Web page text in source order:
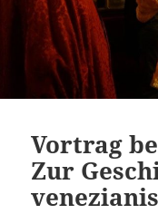
Vortrag
Zur